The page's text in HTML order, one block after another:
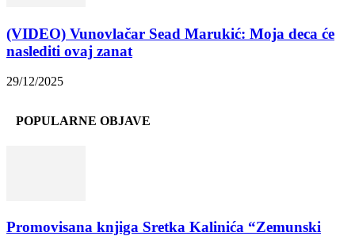
(VIDEO) Vunovlačar Sead Marukić: Moja deca će
naslediti ovaj zanat
29/12/2025
POPULARNE OBJAVE
Promovisana knjiga Sretka Kalinića “Zemunski